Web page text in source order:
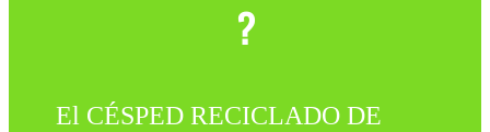
?
El CÉSPED RECICLADO DE